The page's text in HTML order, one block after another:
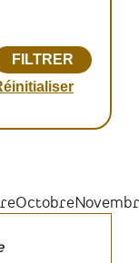
Octobre